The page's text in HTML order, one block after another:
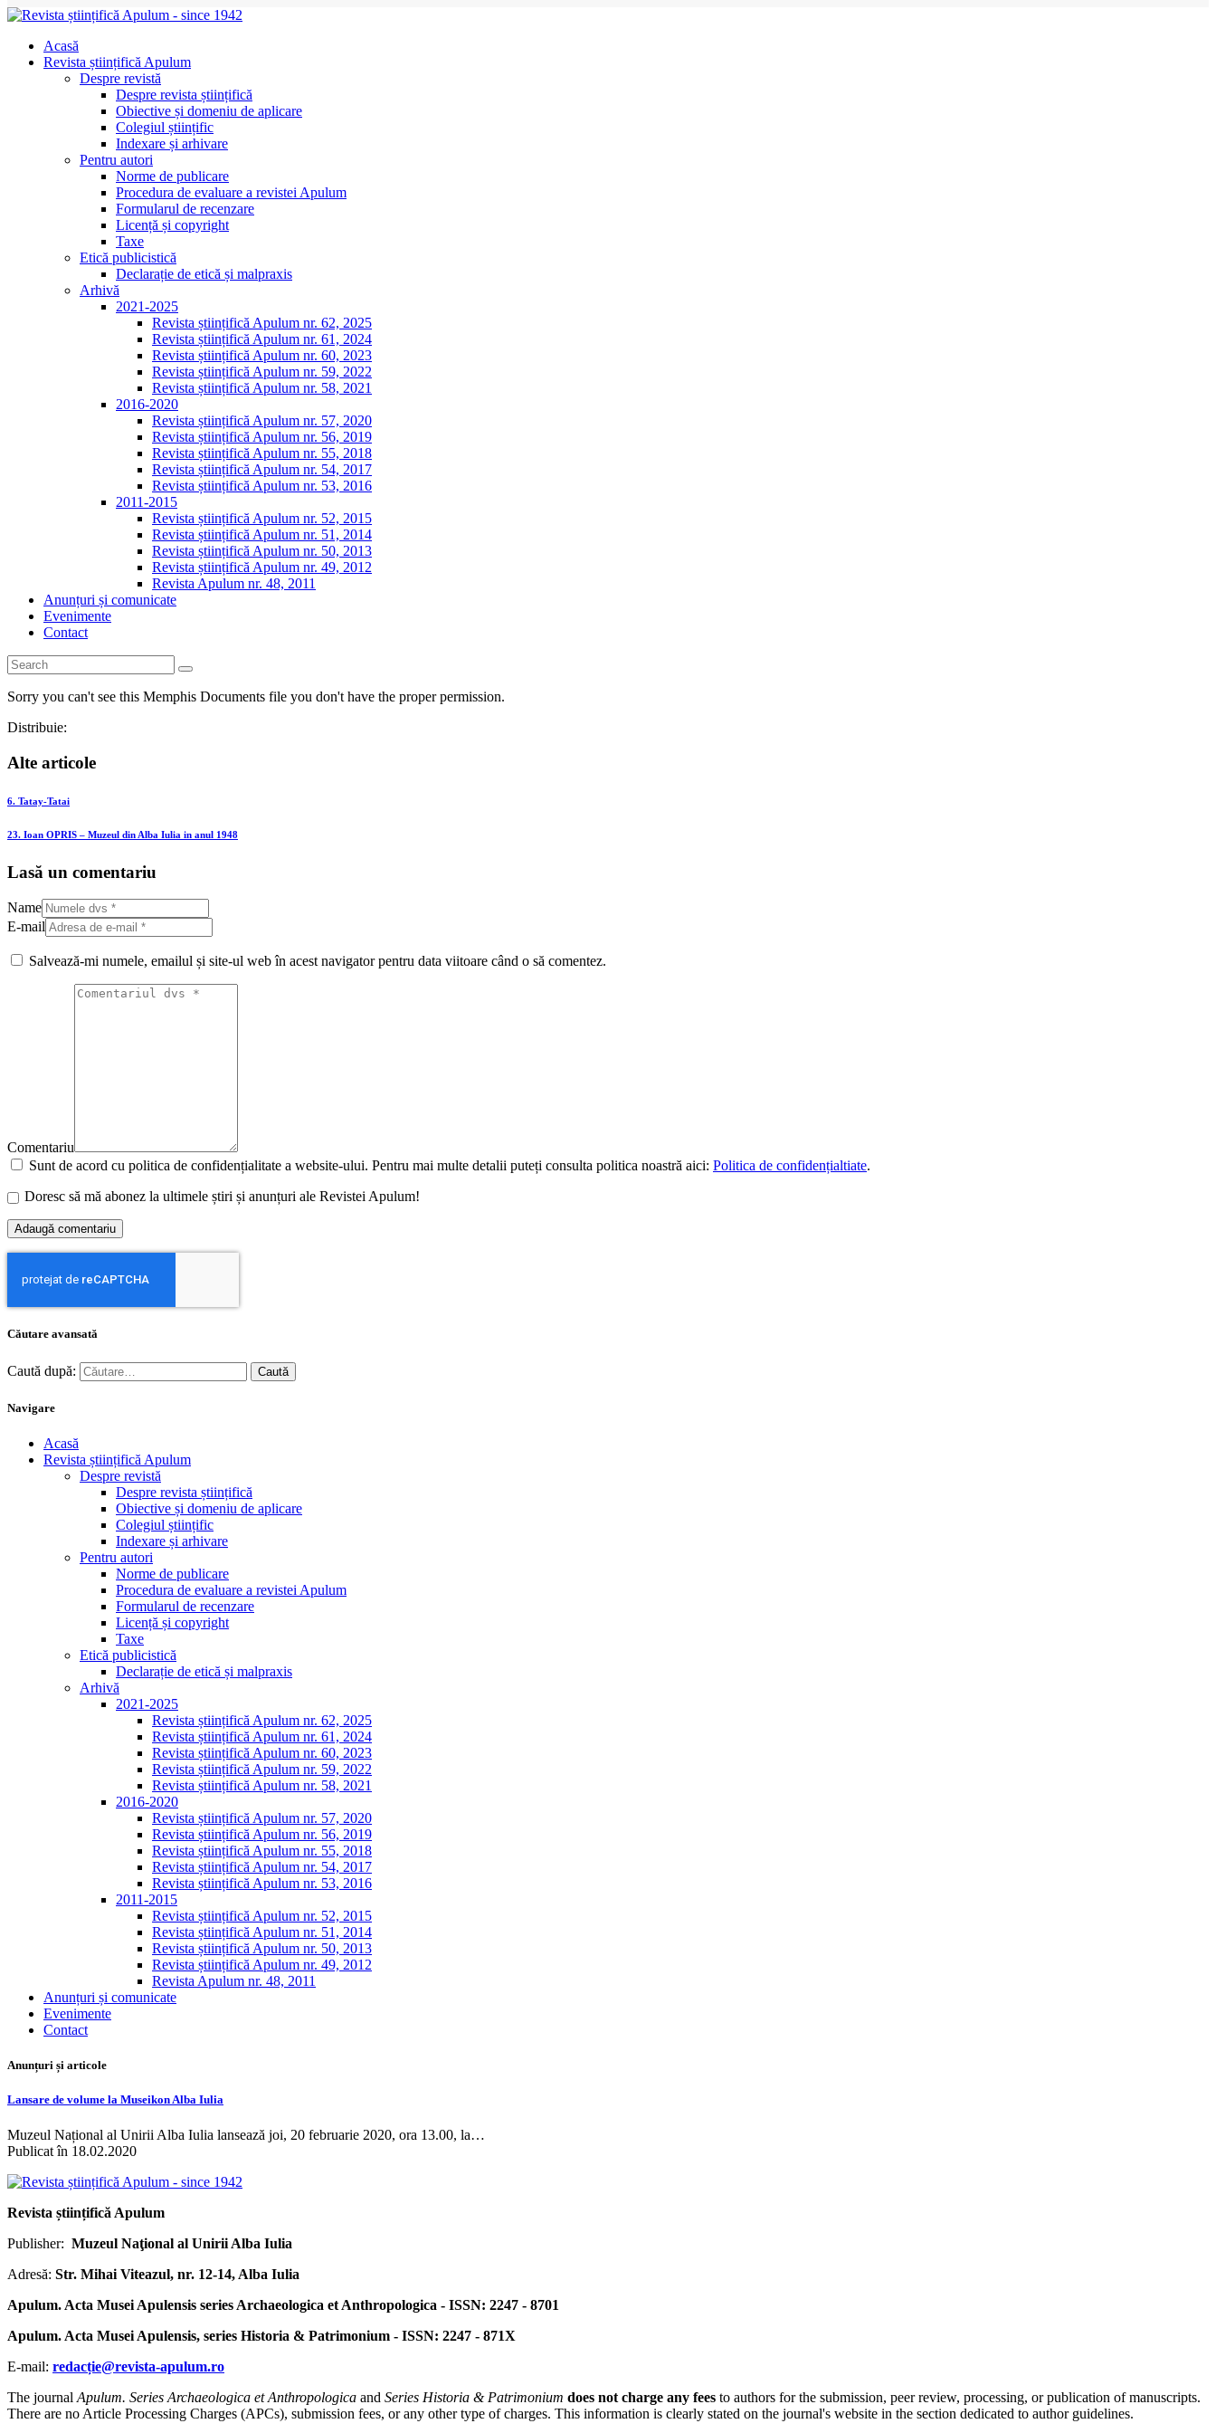
Acasă
Revista științifică Apulum
Despre revistă
Despre revista științifică
Obiective și domeniu de aplicare
Colegiul științific
Indexare și arhivare
Pentru autori
Norme de publicare
Procedura de evaluare a revistei Apulum
Formularul de recenzare
Licență și copyright
Taxe
Etică publicistică
Declarație de etică și malpraxis
Arhivă
2021-2025
Revista științifică Apulum nr. 62, 2025
Revista științifică Apulum nr. 61, 2024
Revista științifică Apulum nr. 60, 2023
Revista științifică Apulum nr. 59, 2022
Revista științifică Apulum nr. 58, 2021
2016-2020
Revista științifică Apulum nr. 57, 2020
Revista științifică Apulum nr. 56, 2019
Revista științifică Apulum nr. 55, 2018
Revista științifică Apulum nr. 54, 2017
Revista științifică Apulum nr. 53, 2016
2011-2015
Revista științifică Apulum nr. 52, 2015
Revista științifică Apulum nr. 51, 2014
Revista științifică Apulum nr. 50, 2013
Revista științifică Apulum nr. 49, 2012
Revista Apulum nr. 48, 2011
Anunțuri și comunicate
Evenimente
Contact
Sorry you can't see this Memphis Documents file you don't have the proper permission.
Distribuie:
Alte articole
6. Tatay-Tatai
23. Ioan OPRIS – Muzeul din Alba Iulia in anul 1948
Lasă un comentariu
Name
E-mail
Salvează-mi numele, emailul și site-ul web în acest navigator pentru data viitoare când o să comentez.
Comentariu
Sunt de acord cu politica de confidențialitate a website-ului. Pentru mai multe detalii puteți consulta politica noastră aici: Politica de confidențialtiate.
Doresc să mă abonez la ultimele știri și anunțuri ale Revistei Apulum!
Căutare avansată
Caută după:
Navigare
Acasă
Revista științifică Apulum
Despre revistă
Despre revista științifică
Obiective și domeniu de aplicare
Colegiul științific
Indexare și arhivare
Pentru autori
Norme de publicare
Procedura de evaluare a revistei Apulum
Formularul de recenzare
Licență și copyright
Taxe
Etică publicistică
Declarație de etică și malpraxis
Arhivă
2021-2025
Revista științifică Apulum nr. 62, 2025
Revista științifică Apulum nr. 61, 2024
Revista științifică Apulum nr. 60, 2023
Revista științifică Apulum nr. 59, 2022
Revista științifică Apulum nr. 58, 2021
2016-2020
Revista științifică Apulum nr. 57, 2020
Revista științifică Apulum nr. 56, 2019
Revista științifică Apulum nr. 55, 2018
Revista științifică Apulum nr. 54, 2017
Revista științifică Apulum nr. 53, 2016
2011-2015
Revista științifică Apulum nr. 52, 2015
Revista științifică Apulum nr. 51, 2014
Revista științifică Apulum nr. 50, 2013
Revista științifică Apulum nr. 49, 2012
Revista Apulum nr. 48, 2011
Anunțuri și comunicate
Evenimente
Contact
Anunțuri și articole
Lansare de volume la Museikon Alba Iulia
Muzeul Național al Unirii Alba Iulia lansează joi, 20 februarie 2020, ora 13.00, la…
Publicat în 18.02.2020
Revista științifică Apulum
Publisher: Muzeul Naţional al Unirii Alba Iulia
Adresă: Str. Mihai Viteazul, nr. 12-14, Alba Iulia
Apulum. Acta Musei Apulensis series Archaeologica et Anthropologica - ISSN: 2247 - 8701
Apulum. Acta Musei Apulensis, series Historia & Patrimonium - ISSN: 2247 - 871X
E-mail: redacție@revista-apulum.ro
The journalApulum. Series Archaeologica et Anthropologica and Series Historia & Patrimonium does not charge any fees to authors for the submission, peer review, processing, or publication of manuscripts.
There are no Article Processing Charges (APCs), submission fees, or any other type of charges. This information is clearly stated on the journal's website in the section dedicated to author guidelines.